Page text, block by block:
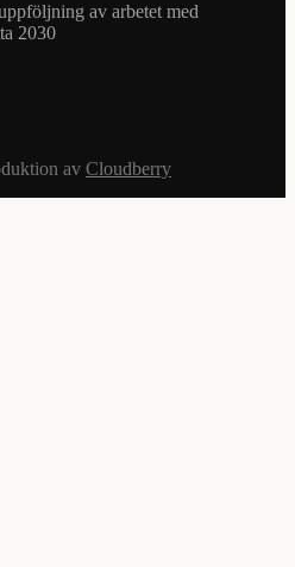
av arbetet med
2030
av Cloudberry